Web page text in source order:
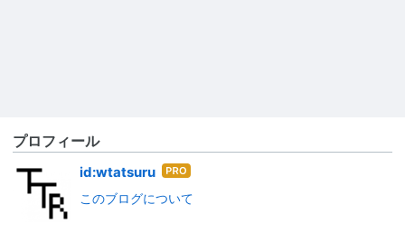
プロフィール
id:wtatsuru はて
ログ
このブログについて